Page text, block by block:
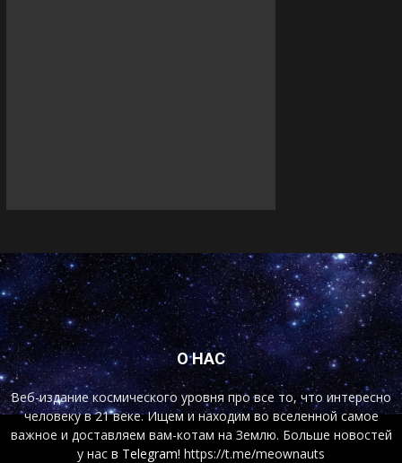
О НАС
Веб-издание космического уровня про все то, что интересно
человеку в 21 веке. Ищем и находим во вселенной самое
важное и доставляем вам-котам на Землю. Больше новостей
у нас в Telegram! https://t.me/meownauts